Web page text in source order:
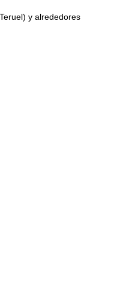
y alrededores